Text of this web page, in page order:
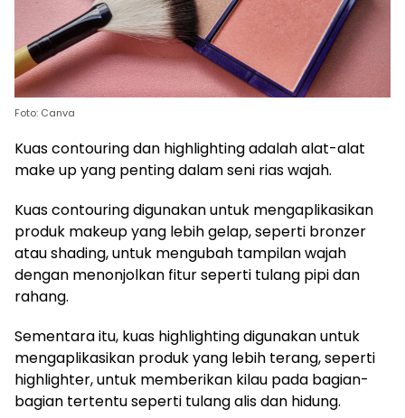
Foto: Canva
Kuas contouring dan highlighting adalah alat-alat
make up yang penting dalam seni rias wajah.
Kuas contouring digunakan untuk mengaplikasikan
produk makeup yang lebih gelap, seperti bronzer
atau shading, untuk mengubah tampilan wajah
dengan menonjolkan fitur seperti tulang pipi dan
rahang.
Sementara itu, kuas highlighting digunakan untuk
mengaplikasikan produk yang lebih terang, seperti
highlighter, untuk memberikan kilau pada bagian-
bagian tertentu seperti tulang alis dan hidung.